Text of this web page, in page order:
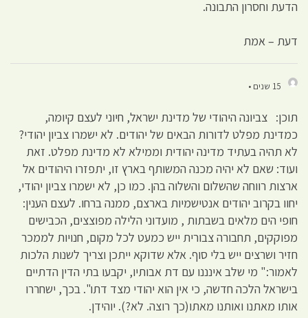
הדעת וחסרון התבונה.
דעת – אמת
15 שנים •
תוכן: צביונה היהודי של מדינת ישראל, חיוני לעצם קיומה,
כמדינת מפלט לדורות הבאים של יהודים. לא ישמרו צביון יהודי?
לא תהיה בעתיד מדינה יהודית וממילא לא מדינת מפלט. זאת
ועוד: שאם לא יהיה מכנה המשותף בארץ זו, יתפזרו היהודים אל
ארצות רווחה שהשלום והשלוה בהן. כמו כן, לא ישמרו צביון יהודי,
יחוו בקרוב יהודים אנטישמיות בארצם, ממנה ברחו. לעצם הענין:
חופי הים מלאים בשבתות , מועדוני הלילה מפוצצים, הכבישים
מפוקקים, תחבורה צבורית ייש כמעט לכל מקום, חנויות לממכר
חזיר ושרצים ייש בלי סוף. אלא שדוקא ייתכן וצריך לשנות הלכות
לאמור:" מי שלב אינננו עם דת אבותיו, יקבעו בתי הדין הדתיים
בישראל הלכה חדשה, כי אין הוא יהודי מצד דתו". בכך, ישחררו
אותו מאתנו ואותנו מאתו(כך רוצה. לא?). יוהידן.